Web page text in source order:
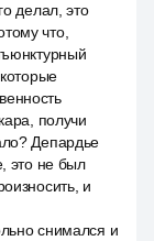
делал, это
что,
получи
Депардье
это не был
и
снимался и